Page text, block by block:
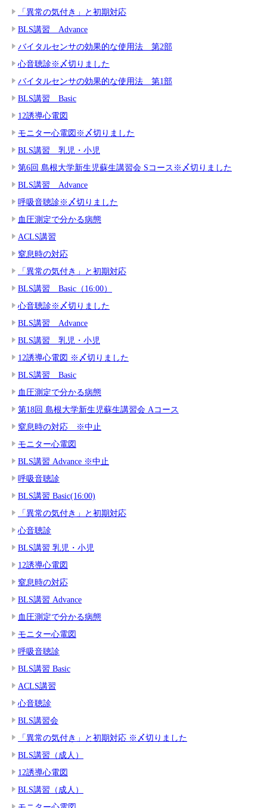
「異常の気付き」と初期対応
BLS講習 Advance
バイタルセンサの効果的な使用法 第2部
心音聴診※〆切りました
バイタルセンサの効果的な使用法 第1部
BLS講習 Basic
12誘導心電図
モニター心電図※〆切りました
BLS講習 乳児・小児
第6回 島根大学新生児蘇生講習会 Sコース※〆切りました
BLS講習 Advance
呼吸音聴診※〆切りました
血圧測定で分かる病態
ACLS講習
窒息時の対応
「異常の気付き」と初期対応
BLS講習 Basic（16:00）
心音聴診※〆切りました
BLS講習 Advance
BLS講習 乳児・小児
12誘導心電図 ※〆切りました
BLS講習 Basic
血圧測定で分かる病態
第18回 島根大学新生児蘇生講習会 Aコース
窒息時の対応 ※中止
モニター心電図
BLS講習 Advance ※中止
呼吸音聴診
BLS講習 Basic(16:00)
「異常の気付き」と初期対応
心音聴診
BLS講習 乳児・小児
12誘導心電図
窒息時の対応
BLS講習 Advance
血圧測定で分かる病態
モニター心電図
呼吸音聴診
BLS講習 Basic
ACLS講習
心音聴診
BLS講習会
「異常の気付き」と初期対応 ※〆切りました
BLS講習（成人）
12誘導心電図
BLS講習（成人）